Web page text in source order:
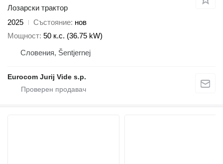
Лозарски трактор
2025
Състояние нов
Мощност 50 к.с. (36.75 kW)
Словения, Šentjernej
Eurocom Jurij Vide s.p.